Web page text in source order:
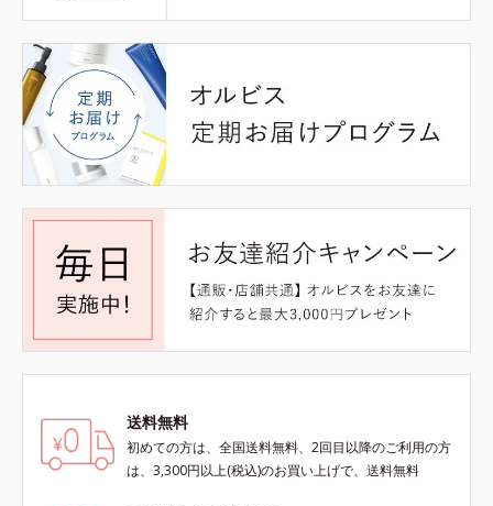
送料無料
初めての方は、全国送料無料、2回目以降のご利用の方
は、3,300円以上(税込)のお買い上げで、送料無料